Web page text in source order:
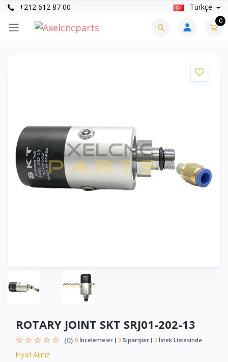
+212 612 87 00 Türkçe
0
ROTARY JOINT SKT SRJ01-202-13
(0) 0 İncelemeler 0 Siparişler 0 İstek Listesinde
Fiyat Alınız